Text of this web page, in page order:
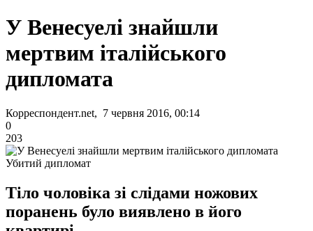
У Венесуелі знайшли
мертвим італійського
дипломата
Корреспондент.net, 7 червня 2016, 00:14
0
203
Убитий дипломат
Тіло чоловіка зі слідами ножових
поранень було виявлено в його